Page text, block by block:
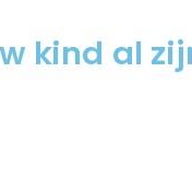
kind al